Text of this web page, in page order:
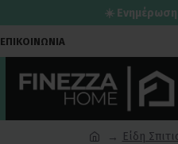
☀️
ΕΠΙΚΟΙΝΩΝΙΑ
Είδη